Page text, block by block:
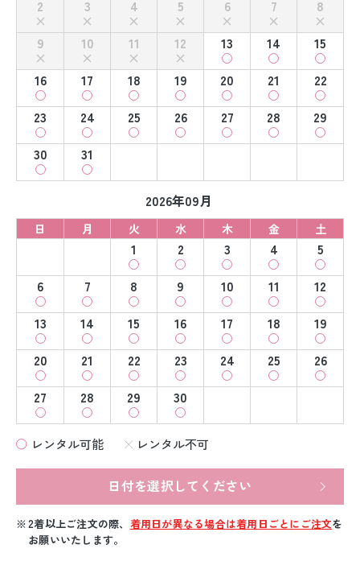
2
3 4 5 6 7
8
9
10 11 12 13 14
15
16
17 18 19 20 21
22
23
24 25 26 27 28
29
30
31
2026年09月
日 月 火 水 木 金 土
1 2 3 4
5
6
7 8 9 10 11
12
13
14 15 16 17 18
19
20
21 22 23 24 25
26
27
28 29 30
レンタル可能 レンタル不可
日付を選択してください
2着以上ご注文の際、 着用日が異なる場合は着用日ごとにご注文を
お願いいたします。